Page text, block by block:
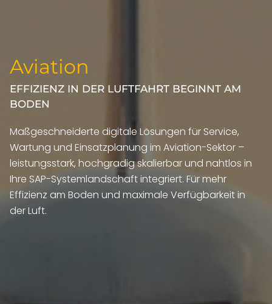
Aviation
EFFIZIENZ IN DER LUFTFAHRT BEGINNT AM
BODEN
Maßgeschneiderte digitale Lösungen für Service,
Wartung und Einsatzplanung im Aviation-Sektor –
leistungsstark, hochgradig skalierbar und nahtlos in
Ihre SAP-Systemlandschaft integriert. Für mehr
Effizienz am Boden und maximale Verfügbarkeit in
der Luft.